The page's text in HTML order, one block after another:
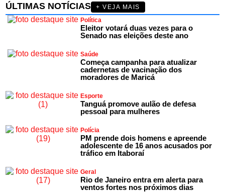
ÚLTIMAS NOTÍCIAS
+ VEJA MAIS
Política
Eleitor votará duas vezes para o
Senado nas eleições deste ano
Saúde
Começa campanha para atualizar
cadernetas de vacinação dos
moradores de Maricá
Esporte
Tanguá promove aulão de defesa
pessoal para mulheres
Polícia
PM prende dois homens e apreende
adolescente de 16 anos acusados por
tráfico em Itaboraí
Geral
Rio de Janeiro entra em alerta para
ventos fortes nos próximos dias